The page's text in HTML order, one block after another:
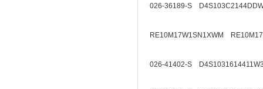
026-36189-S
RE10M17W1SN1XWM
026-41402-S